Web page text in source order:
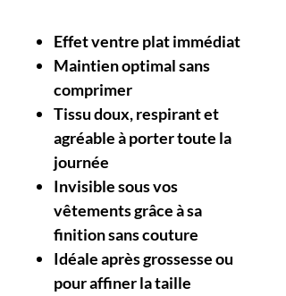
Effet ventre plat immédiat
Maintien optimal sans
comprimer
Tissu doux, respirant et
agréable à porter toute la
journée
Invisible sous vos
vêtements grâce à sa
finition sans couture
Idéale après grossesse ou
pour affiner la taille